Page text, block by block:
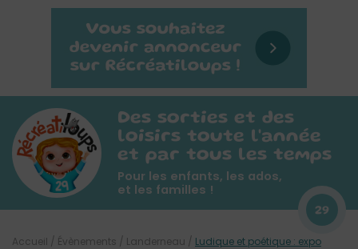
Des sorties et des
loisirs toute l'année
et par tous les temps
Pour les enfants, les ados,
et les familles !
29
Accueil / Évènements / Landerneau / Ludique et poétique : expo